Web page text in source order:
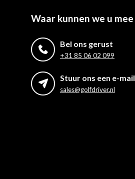
Waar kunnen we u
Bel ons gerust
+31 85 06 02 099
Stuur ons een e-mail
sales@golfdriver.nl